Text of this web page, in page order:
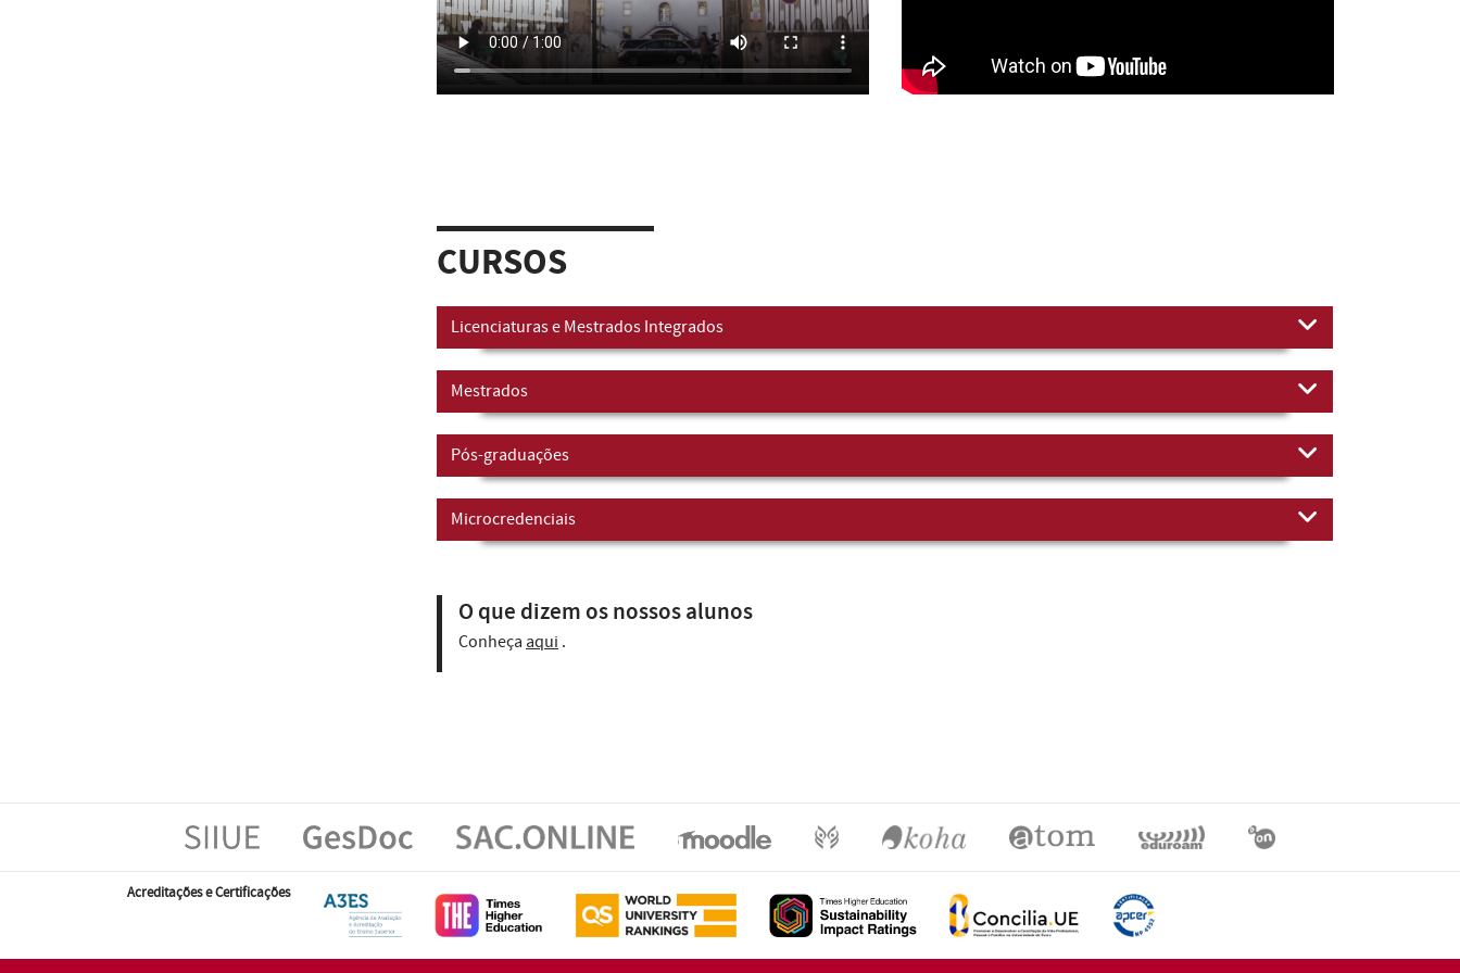
CURSOS
Licenciaturas e Mestrados Integrados
Mestrados
Pós-graduações
Microcredenciais
O que dizem os nossos alunos
Conheça aqui .
Acreditações e Certificações